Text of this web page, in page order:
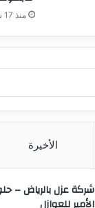
منذ 17 ساعة
الأخيرة
شركة عزل بالرياض –
الأمير للعوازل